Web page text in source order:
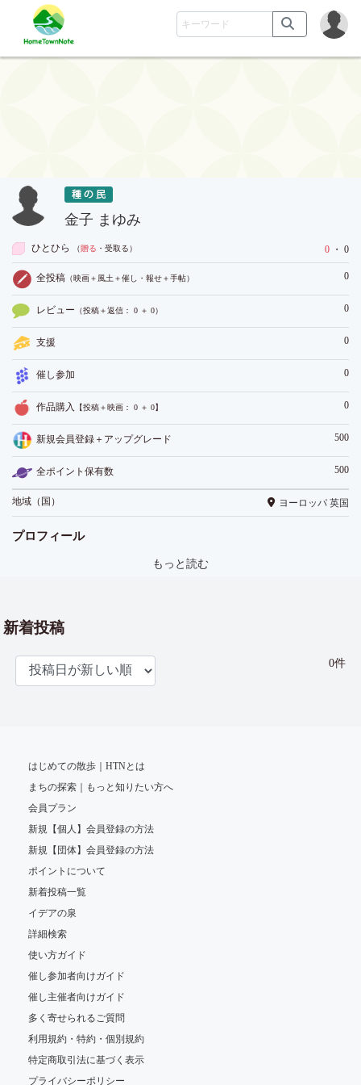
金子 まゆみ
ひとひら （贈る ・受取る） 0 ・ 0
全投稿 （映画＋風土＋催し・報せ＋手帖） 0
レビュー （投稿＋返信： 0 ＋ 0） 0
支援 0
催し参加 0
作品購入 【投稿＋映画： 0 ＋ 0】 0
新規会員登録＋アップグレード 500
全ポイント保有数 500
地域（国） ヨーロッパ 英国
プロフィール
もっと読む
新着投稿
0件
はじめての散歩｜HTNとは
まちの探索｜もっと知りたい方へ
会員プラン
新規【個人】会員登録の方法
新規【団体】会員登録の方法
ポイントについて
新着投稿一覧
イデアの泉
詳細検索
使い方ガイド
催し参加者向けガイド
催し主催者向けガイド
多く寄せられるご質問
利用規約・特約・個別規約
特定商取引法に基づく表示
プライバシーポリシー